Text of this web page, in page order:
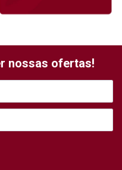
nossas ofertas!